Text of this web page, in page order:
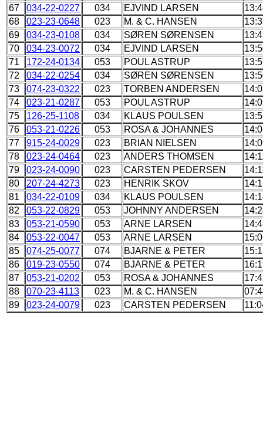
67
034-22-0227 034 EJVIND LARSEN
68
023-23-0648 023 M. & C. HANSEN
69
034-23-0108 034 SØREN SØRENSEN
70
034-23-0072 034 EJVIND LARSEN
71
172-24-0134 053 POUL ASTRUP
72
034-22-0254 034 SØREN SØRENSEN
73
074-23-0322 023 TORBEN ANDERSEN
74
023-21-0287 053 POUL ASTRUP
75
126-25-1108 034 KLAUS POULSEN
76
053-21-0226 053 ROSA & JOHANNES
77
915-24-0029 023 BRIAN NIELSEN
78
023-24-0464 023 ANDERS THOMSEN
79
023-24-0090 023 CARSTEN PEDERSEN
80
207-24-4273 023 HENRIK SKOV
81
034-22-0109 034 KLAUS POULSEN
82
053-22-0829 053 JOHNNY ANDERSEN
83
053-21-0590 053 ARNE LARSEN
84
053-22-0047 053 ARNE LARSEN
85
074-25-0077 074 BJARNE & PETER
86
019-23-0550 074 BJARNE & PETER
87
053-21-0202 053 ROSA & JOHANNES
88
070-23-4113 023 M. & C. HANSEN
89
023-24-0079 023 CARSTEN PEDERSEN